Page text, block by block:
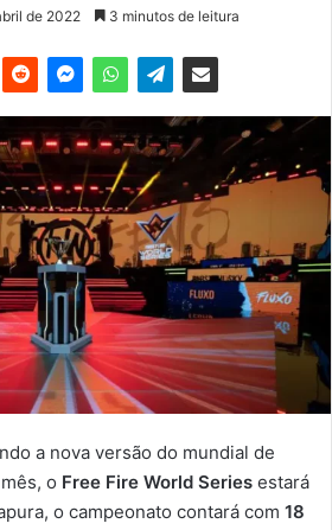
de 2022 3 minutos de leitura
a nova versão do mundial de
o Free Fire World Series estará
o campeonato contará com 18